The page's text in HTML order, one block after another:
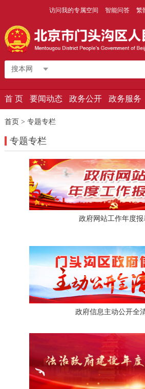
访问我的专属空间 智能问答 繁
搜本网
首 页 要闻动态 政务公开 政务服务
首页> 专题专栏
专题专栏
政府网站工作年度报
政府信息主动公开全